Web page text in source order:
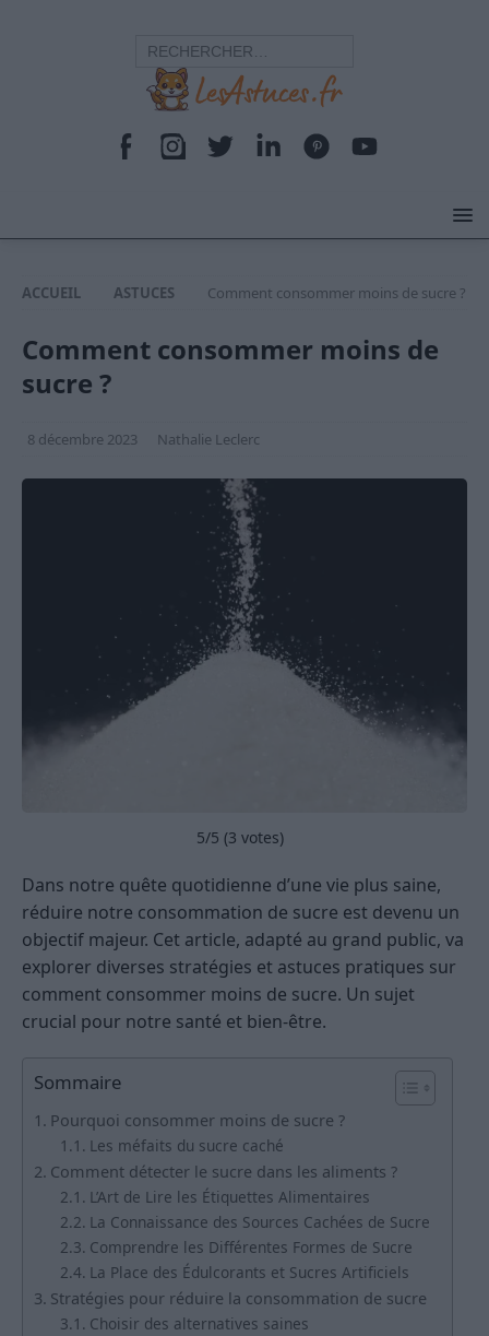
ACCUEIL ASTUCES Comment consommer moins de sucre ?
Comment consommer moins de
sucre ?
8 décembre 2023 Nathalie Leclerc
5/5 (3 votes)
Dans notre quête quotidienne d’une vie plus saine,
réduire notre consommation de sucre est devenu un
objectif majeur. Cet article, adapté au grand public, va
explorer diverses stratégies et astuces pratiques sur
comment consommer moins de sucre. Un sujet
crucial pour notre santé et bien-être.
Sommaire
Pourquoi consommer moins de sucre ?
Les méfaits du sucre caché
Comment détecter le sucre dans les aliments ?
L’Art de Lire les Étiquettes Alimentaires
La Connaissance des Sources Cachées de Sucre
Comprendre les Différentes Formes de Sucre
La Place des Édulcorants et Sucres Artificiels
Stratégies pour réduire la consommation de sucre
Choisir des alternatives saines